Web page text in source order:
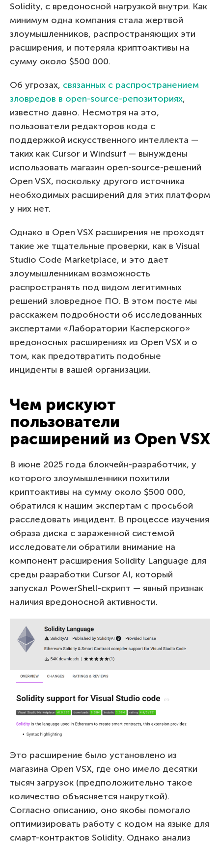
Solidity, с вредоносной нагрузкой внутри. Как
минимум одна компания стала жертвой
злоумышленников, распространяющих эти
расширения, и потеряла криптоактивы на
сумму около $500 000.
Об угрозах, связанных с распространением
зловредов в open-source-репозиториях,
известно давно. Несмотря на это,
пользователи редакторов кода с
поддержкой искусственного интеллекта —
таких как Cursor и Windsurf — вынуждены
использовать магазин open-source-решений
Open VSX, поскольку другого источника
необходимых расширений для этих платформ
у них нет.
Однако в Open VSX расширения не проходят
такие же тщательные проверки, как в Visual
Studio Code Marketplace, и это дает
злоумышленникам возможность
распространять под видом легитимных
решений зловредное ПО. В этом посте мы
расскажем подробности об исследованных
экспертами «Лаборатории Касперского»
вредоносных расширениях из Open VSX и о
том, как предотвратить подобные
инциденты в вашей организации.
Чем рискуют
пользователи
расширений из Open VSX
В июне 2025 года блокчейн-разработчик, у
которого злоумышленники похитили
криптоактивы на сумму около $500 000,
обратился к нашим экспертам с просьбой
расследовать инцидент. В процессе изучения
образа диска с зараженной системой
исследователи обратили внимание на
компонент расширения Solidity Language для
среды разработки Cursor AI, который
запускал PowerShell-скрипт — явный признак
наличия вредоносной активности.
Это расширение было установлено из
магазина Open VSX, где оно имело десятки
тысяч загрузок (предположительно такое
количество объясняется накруткой).
Согласно описанию, оно якобы помогало
оптимизировать работу с кодом на языке для
смарт-контрактов Solidity. Однако анализ